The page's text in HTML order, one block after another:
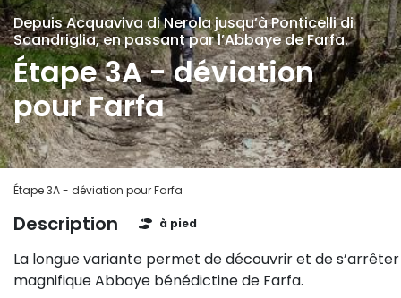
Depuis Acquaviva di Nerola jusqu’à Ponticelli di
Scandriglia, en passant par l’Abbaye de Farfa.
Étape 3A - déviation
pour Farfa
Étape 3A - déviation pour Farfa
Description à pied
La longue variante permet de découvrir et de
magnifique Abbaye bénédictine de Farfa.